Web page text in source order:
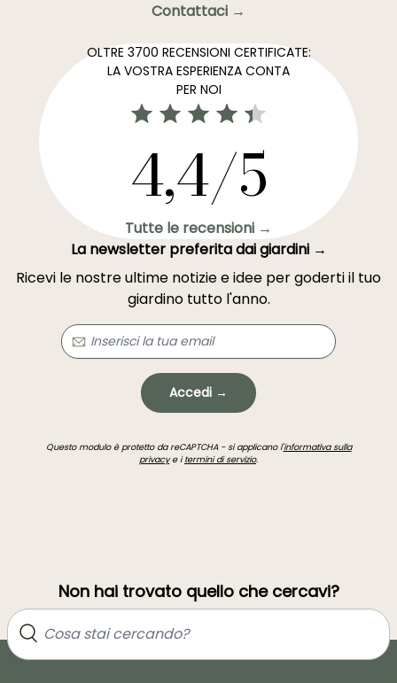
Contattaci →
OLTRE 3700 RECENSIONI CERTIFICATE:
LA VOSTRA ESPERIENZA CONTA
PER NOI
4,4/5
Tutte le recensioni →
La newsletter preferita dai giardini →
Ricevi le nostre ultime notizie e idee per goderti il tuo
giardino tutto l'anno.
Accedi →
Questo modulo è protetto da reCAPTCHA - si applicano l'informativa sulla
privacye itermini di servizio.
Non hai trovato quello che cercavi?